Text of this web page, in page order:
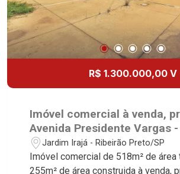
R$ 1.300.000,00 V
Imóvel comercial à venda,
Avenida Presidente Vargas
Preto/SP.
Jardim Irajá - Ribeirão Preto/SP
Imóvel comercial de 518m² de área
255m² de área construida à venda,